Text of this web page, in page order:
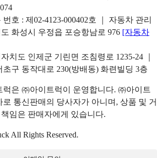
호 : 제02-4123-000402호 ｜ 자동차 관리
화성시 우정읍 포승항남로 976 [자동차
치도 인제군 기린면 조침령로 1235-24 ｜
구 동작대로 230(방배동) 화련빌딩 3층
은 ㈜아이트럭이 운영합니다. ㈜아이트
통신판매의 당사자가 아니며, 상품 및 거
임은 판매자에게 있습니다.
All Rights Reserved.